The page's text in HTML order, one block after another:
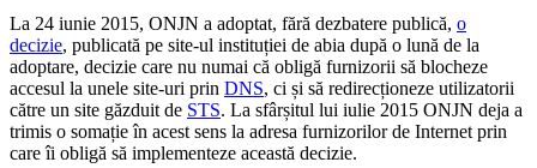
La 24 iunie 2015, ONJN a adoptat, fără dezbatere publică, o
decizie, publicată pe site-ul instituției de abia după o lună de la
adoptare, decizie care nu numai că obligă furnizorii să blocheze
accesul la unele site-uri prin DNS, ci și să redirecționeze utilizatorii
către un site găzduit de STS. La sfârșitul lui iulie 2015 ONJN deja a
trimis o somație în acest sens la adresa furnizorilor de Internet prin
care îi obligă să implementeze această decizie.